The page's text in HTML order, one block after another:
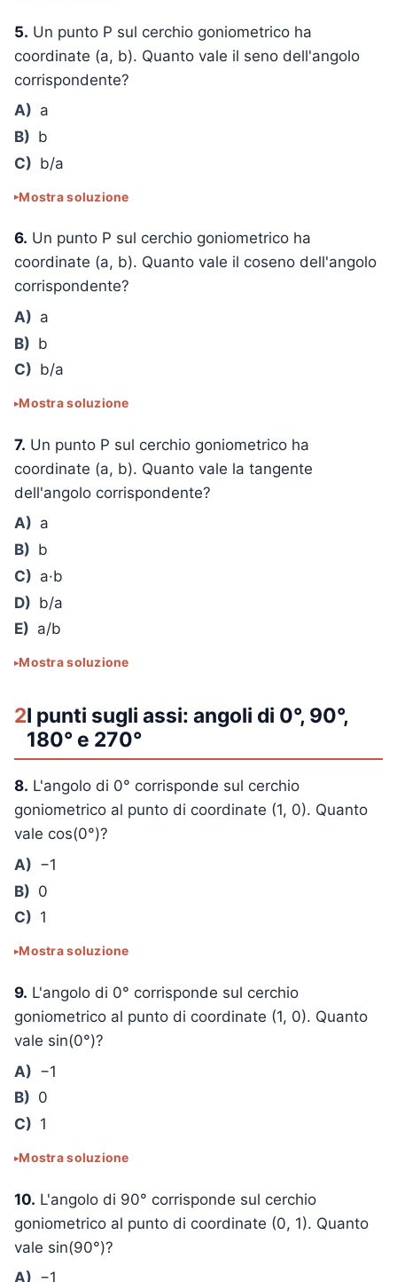
5. Un punto P sul cerchio goniometrico ha
coordinate (a, b). Quanto vale il seno dell'angolo
corrispondente?
A) a
B) b
C) b/a
Mostra soluzione
6. Un punto P sul cerchio goniometrico ha
coordinate (a, b). Quanto vale il coseno dell'angolo
corrispondente?
A) a
B) b
C) b/a
Mostra soluzione
7. Un punto P sul cerchio goniometrico ha
coordinate (a, b). Quanto vale la tangente
dell'angolo corrispondente?
A) a
B) b
C) a·b
D) b/a
E) a/b
Mostra soluzione
2I punti sugli assi: angoli di 0°, 90°,
180° e 270°
8. L'angolo di 0° corrisponde sul cerchio
goniometrico al punto di coordinate (1, 0). Quanto
vale cos(0°)?
A) −1
B) 0
C) 1
Mostra soluzione
9. L'angolo di 0° corrisponde sul cerchio
goniometrico al punto di coordinate (1, 0). Quanto
vale sin(0°)?
A) −1
B) 0
C) 1
Mostra soluzione
10. L'angolo di 90° corrisponde sul cerchio
goniometrico al punto di coordinate (0, 1). Quanto
vale sin(90°)?
A) −1